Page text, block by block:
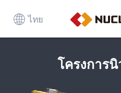
ไทย
โครงการ